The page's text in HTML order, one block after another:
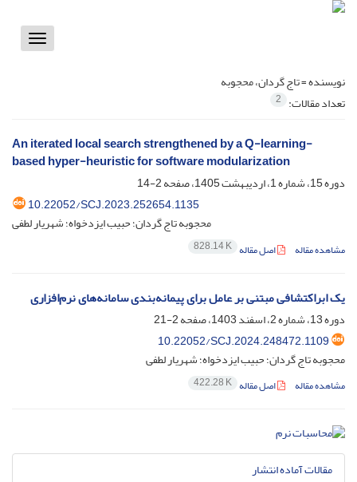
Toggle
نویسنده =تاج گردان، محجوبه
تعداد مقالات: 2
An iterated local search strengthened by a Q-learning-
based hyper-heuristic for software modularization
دوره 15، شماره 1، اردیبهشت 1405، صفحه
2-14
10.22052/SCJ.2023.252654.1135
محجوبه تاج گردان؛ حبیب ایزدخواه؛ شهریار لطفی
مشاهده مقاله اصل مقاله 828.14 K
یک ابراکتشافی مبتنی بر عامل برای پیمانه‌بندی سامانه‌های نرم‌افزاری
دوره 13، شماره 2، اسفند 1403، صفحه
2-21
10.22052/SCJ.2024.248472.1109
محجوبه تاج گردان؛ حبیب ایزدخواه؛ شهریار لطفی
مشاهده مقاله اصل مقاله 422.28 K
مقالات آماده انتشار